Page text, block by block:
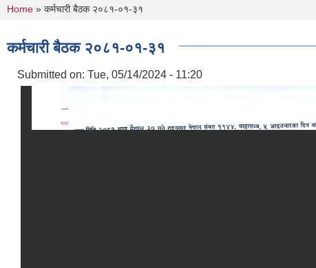
You are here
Home » कर्मचारी बैठक २०८१-०१-३१
कर्मचारी बैठक २०८१-०१-३१
Submitted on: Tue, 05/14/2024 - 11:20